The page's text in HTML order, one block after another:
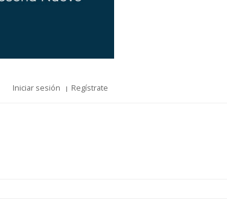
Iniciar sesión Regístrate